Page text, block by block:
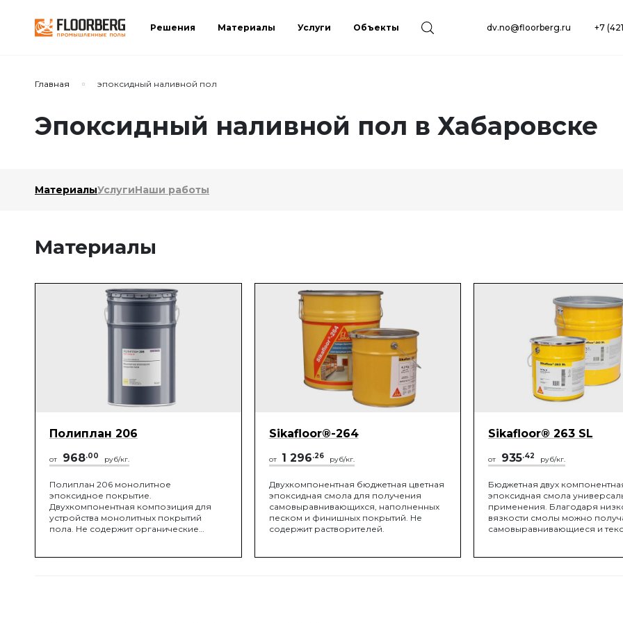
Решения Материалы Услуги Объекты dv.no@floorberg.ru +7
Главная эпоксидный наливной пол
Эпоксидный наливной пол в Хабаровске
МатериалыУслугиНаши работы
Материалы
Полиплан 206
от 968.00 руб/кг.
Полиплан 206 монолитное
эпоксидное покрытие.
Двухкомпонентная композиция для
устройства монолитных покрытий
пола. Не содержит органические
Sikafloor®-264
от 1 296.26 руб/кг.
Двухкомпонентная бюджетная цветная
эпоксидная смола для получения
самовыравнивающихся, наполненных
песком и финишных покрытий. Не
содержит растворителей.
Sikafloor® 263 SL
от 935.42 руб/кг.
Бюджетная двух
эпоксидная смола
применения. Благодаря
вязкости смолы можно
самовыравнивающиеся и